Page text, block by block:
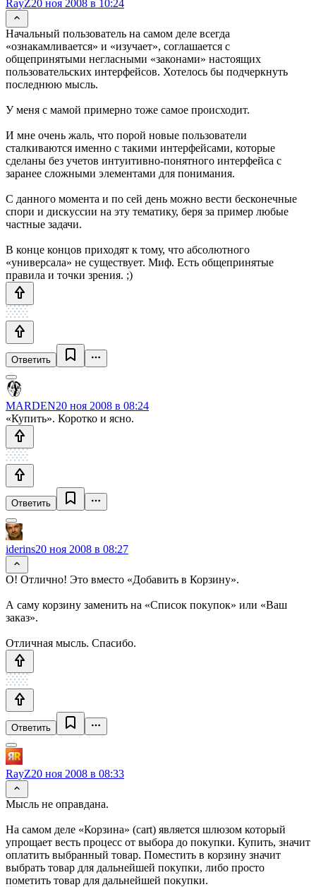
RayZ20 ноя 2008 в 10:24
Начальный пользователь на самом деле всегда
«ознакамливается» и «изучает», соглашается с
общепринятыми негласными «законами» настоящих
пользовательских интерфейсов. Хотелось бы подчеркнуть
последнюю мысль.
У меня с мамой примерно тоже самое происходит.
И мне очень жаль, что порой новые пользователи
сталкиваются именно с такими интерфейсами, которые
сделаны без учетов интуитивно-понятного интерфейса с
заранее сложными элементами для понимания.
С данного момента и по сей день можно вести бесконечные
спори и дискуссии на эту тематику, беря за пример любые
частные задачи.
В конце концов приходят к тому, что абсолютного
«универсала» не существует. Миф. Есть общепринятые
правила и точки зрения. ;)
Ответить
MARDEN20 ноя 2008 в 08:24
«Купить». Коротко и ясно.
Ответить
iderins20 ноя 2008 в 08:27
О! Отлично! Это вместо «Добавить в Корзину».
А саму корзину заменить на «Список покупок» или «Ваш
заказ».
Отличная мысль. Спасибо.
Ответить
RayZ20 ноя 2008 в 08:33
Мысль не оправдана.
На самом деле «Корзина» (cart) является шлюзом который
упрощает весть процесс от выбора до покупки. Купить, значит
оплатить выбранный товар. Поместить в корзину значит
выбрать товар для дальнейшей покупки, либо просто
пометить товар для дальнейшей покупки.